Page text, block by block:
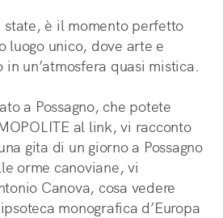
state, è il momento perfetto
luogo unico, dove arte e
un’atmosfera quasi mistica.
a Possagno, che potete
al link, vi racconto
gita di un giorno a Possagno
orme canoviane, vi
Canova, cosa vedere
monografica d’Europa